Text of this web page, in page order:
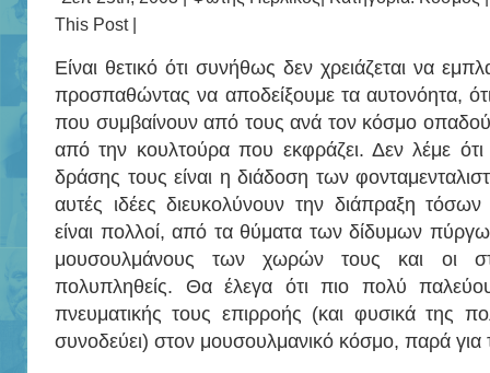
This Post|
Είναι θετικό ότι συνήθως δεν χρειάζεται να
προσπαθώντας να αποδείξουμε τα αυτονόητα,
που συμβαίνουν από τους ανά τον κόσμο
από την κουλτούρα που εκφράζει. Δεν λέμε ότι
δράσης τους είναι η διάδοση των
αυτές ιδέες διευκολύνουν την διάπραξη
είναι πολλοί, από τα θύματα των δίδυμων
μουσουλμάνους των χωρών τους και οι
πολυπληθείς. Θα έλεγα ότι πιο πολύ
πνευματικής τους επιρροής (και φυσικά της
συνοδεύει) στον μουσουλμανικό κόσμο, παρά